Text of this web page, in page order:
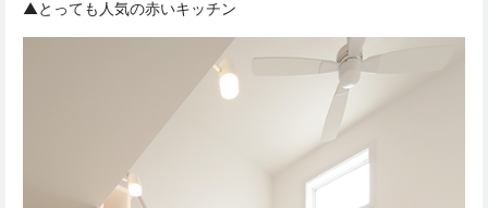
▲とっても人気の赤いキッチン